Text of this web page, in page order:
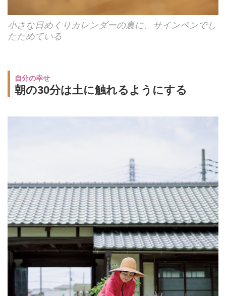
小さな日めくりカレンダーの裏に、サインペンでし
たためている
自分の幸せ
朝の30分は土に触れるようにする